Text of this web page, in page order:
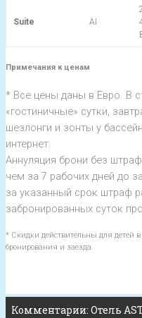
Suite AI
Примечания к ценам
* Все цены даны в Евро. В
«гостиничные» сутки,
шезлонги и зонты у
интернет.
Аннуляция брони без
чем за 7 рабочих дней до
за указанный срок штраф
забронированных суток
* Скидки действительны для детей в
бронирования и заезда.
Комментарии: Oтель